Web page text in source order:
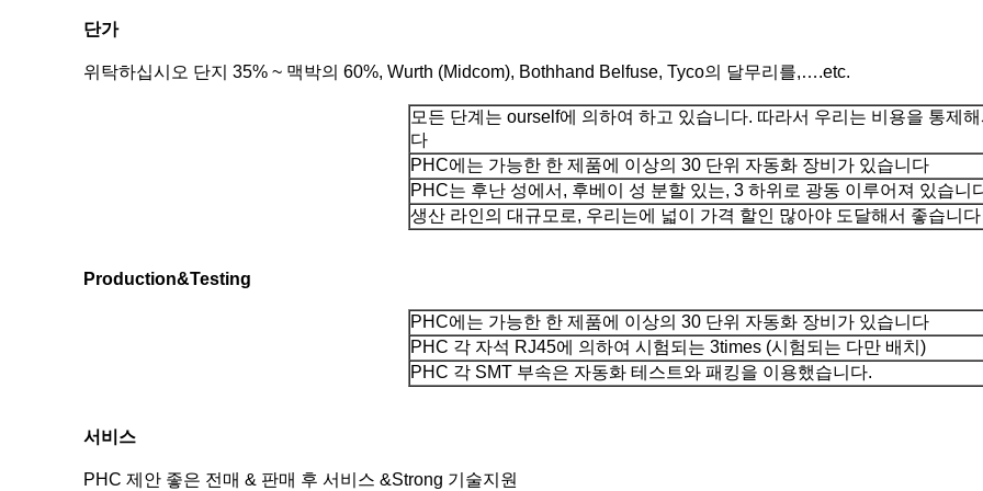
단가
위탁하십시오 단지 35% ~ 맥박의 60%, Wurth (Midcom), Bothhand Belfuse, Tyco의 달무리를,….etc.
모든 단계는 ourself에 의하여 하고 있습니다. 따라서 우리는 비용을 통제해
다
PHC에는 가능한 한 제품에 이상의 30 단위 자동화 장비가 있습니다
PHC는 후난 성에서, 후베이 성 분할 있는, 3 하위로 광동 이루어져 있습니
생산 라인의 대규모로, 우리는에 넓이 가격 할인 많아야 도달해서 좋습니다
Production&Testing
PHC에는 가능한 한 제품에 이상의 30 단위 자동화 장비가 있습니다
PHC 각 자석 RJ45에 의하여 시험되는 3times (시험되는 다만 배치)
PHC 각 SMT 부속은 자동화 테스트와 패킹을 이용했습니다.
서비스
PHC 제안 좋은 전매 & 판매 후 서비스 &Strong 기술지원